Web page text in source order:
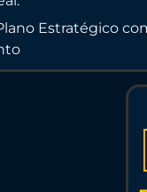
Estratégico